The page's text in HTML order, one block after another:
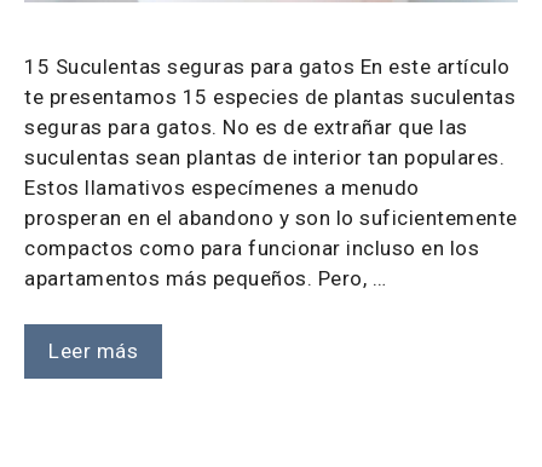
15 Suculentas seguras para gatos En este artículo
te presentamos 15 especies de plantas suculentas
seguras para gatos. No es de extrañar que las
suculentas sean plantas de interior tan populares.
Estos llamativos especímenes a menudo
prosperan en el abandono y son lo suficientemente
compactos como para funcionar incluso en los
apartamentos más pequeños. Pero, …
Leer más